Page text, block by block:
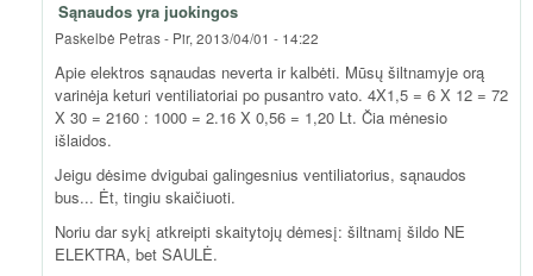
Sąnaudos yra juokingos
Paskelbė Petras- Pir, 2013/04/01 - 14:22
Apie elektros sąnaudas neverta ir kalbėti. Mūsų šiltnamyje orą
varinėja keturi ventiliatoriai po pusantro vato. 4X1,5 = 6 X 12 = 72
X 30 = 2160 : 1000 = 2.16 X 0,56 = 1,20 Lt. Čia mėnesio
išlaidos.
Jeigu dėsime dvigubai galingesnius ventiliatorius, sąnaudos
bus... Ėt, tingiu skaičiuoti.
Noriu dar sykį atkreipti skaitytojų dėmesį: šiltnamį šildo NE
ELEKTRA, bet SAULĖ.